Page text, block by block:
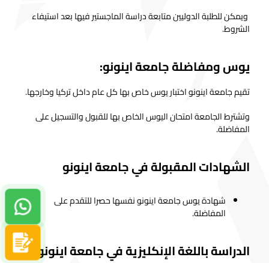
ويمكن للطلبة الدوليين متابعة دراسة الماجستير فيها بعد استيفاء
الشروط.
يوس ومفاضلة جامعة اينونو:
تقيم جامعة اينونو اختبار يوس خاص بها كل عام داخل تركيا وخارجها.
وتشترط الجامعة امتحان اليوس الخاص بها للقبول والتسجيل على
المفاضلة.
الشهادات المقبولة في جامعة اينونو
شهادة يوس جامعة اينونو نفسها حصرا للتقدم على
المفاضلة.
الدراسة باللغة الإنكليزية في جامعة اينونو
دردشة واتساب
سجل الآن